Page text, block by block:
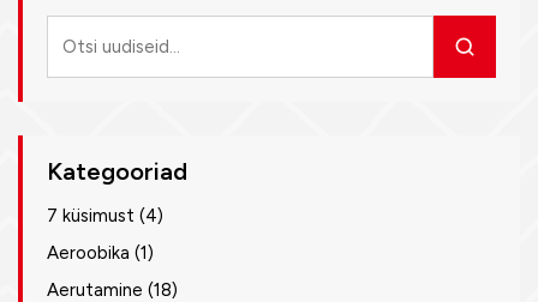
uudiseid
Kategooriad
7 küsimust (4)
Aeroobika (1)
Aerutamine (18)